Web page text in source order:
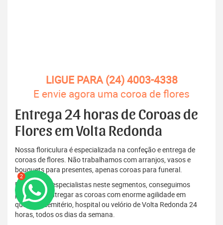
2
LIGUE PARA (24) 4003-4338
E envie agora uma coroa de flores
Entrega 24 horas de Coroas de
Flores em Volta Redonda
Nossa floriculura é especializada na confeção e entrega de
coroas de flores. Não trabalhamos com arranjos, vasos e
bouquets para presentes, apenas coroas para funeral.
Por sermos especialistas neste segmentos, conseguimos
produzir e entregar as coroas com enorme agilidade em
qualquer cemitério, hospital ou velório de Volta Redonda 24
horas, todos os dias da semana.